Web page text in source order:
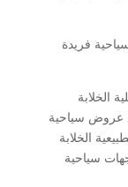
فريدة
الخلابة
عروض سياحية
الخلابة
سياحية